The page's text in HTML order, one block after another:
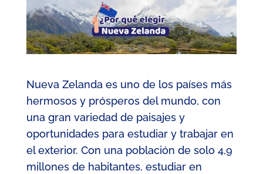
Nueva Zelanda es uno de los países más
hermosos y prósperos del mundo, con
una gran variedad de paisajes y
oportunidades para estudiar y trabajar en
el exterior. Con una población de solo 4,9
millones de habitantes, estudiar en